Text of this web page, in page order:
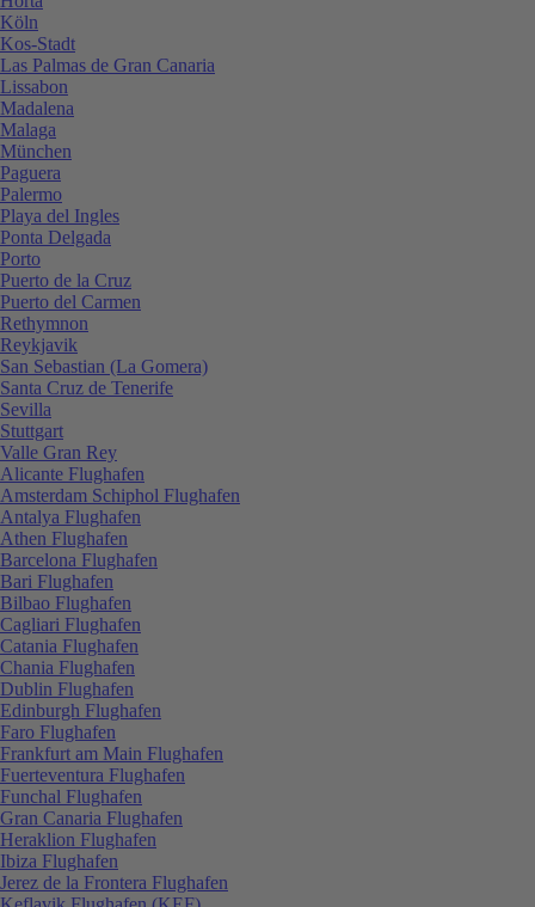
Köln
Kos-Stadt
Las Palmas de Gran Canaria
Lissabon
Madalena
Malaga
München
Paguera
Palermo
Playa del Ingles
Ponta Delgada
Porto
Puerto de la Cruz
Puerto del Carmen
Rethymnon
Reykjavik
San Sebastian (La Gomera)
Santa Cruz de Tenerife
Sevilla
Stuttgart
Valle Gran Rey
Alicante Flughafen
Amsterdam Schiphol Flughafen
Antalya Flughafen
Athen Flughafen
Barcelona Flughafen
Bari Flughafen
Bilbao Flughafen
Cagliari Flughafen
Catania Flughafen
Chania Flughafen
Dublin Flughafen
Edinburgh Flughafen
Faro Flughafen
Frankfurt am Main Flughafen
Fuerteventura Flughafen
Funchal Flughafen
Gran Canaria Flughafen
Heraklion Flughafen
Ibiza Flughafen
Jerez de la Frontera Flughafen